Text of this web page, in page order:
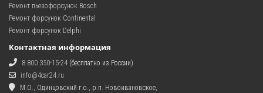
Ремонт пьезофорсунок Bosch
Ремонт форсунок Continental
Ремонт форсунок Delphi
Контактная информация
8 800 350-15-24 (бесплатно из России)
info@4car24.ru
М.О., Одинцовский г.о., р.п. Новоивановское,